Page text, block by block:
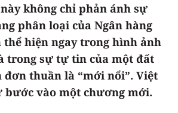
không chỉ phản ánh sự
phân loại của Ngân hàng
thể hiện ngay trong hình ảnh
trong sự tự tin của một đất
đơn thuần là “mới nổi”. Việt
bước vào một chương mới.